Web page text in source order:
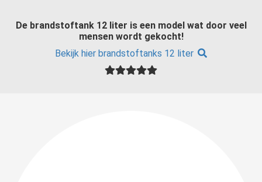
De brandstoftank 12 liter is een model wat door veel
mensen wordt gekocht!
Bekijk hier brandstoftanks 12 liter